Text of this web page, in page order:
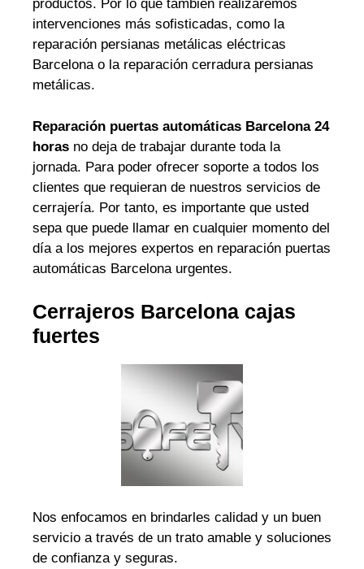
productos. Por lo que también realizaremos
intervenciones más sofisticadas, como la
reparación persianas metálicas eléctricas
Barcelona o la reparación cerradura persianas
metálicas.
Reparación puertas automáticas Barcelona 24
horas no deja de trabajar durante toda la
jornada. Para poder ofrecer soporte a todos los
clientes que requieran de nuestros servicios de
cerrajería. Por tanto, es importante que usted
sepa que puede llamar en cualquier momento del
día a los mejores expertos en reparación puertas
automáticas Barcelona urgentes.
Cerrajeros Barcelona cajas
fuertes
Nos enfocamos en brindarles calidad y un buen
servicio a través de un trato amable y soluciones
de confianza y seguras.